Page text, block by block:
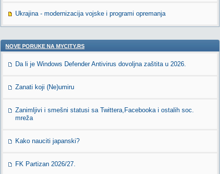
Ukrajina - modernizacija vojske i programi opremanja
NOVE PORUKE NA MYCITY.RS
Da li je Windows Defender Antivirus dovoljna zaštita u 2026.
Zanati koji (Ne)umiru
Zanimljivi i smešni statusi sa Twittera,Facebooka i ostalih soc.
mreža
Kako nauciti japanski?
FK Partizan 2026/27.